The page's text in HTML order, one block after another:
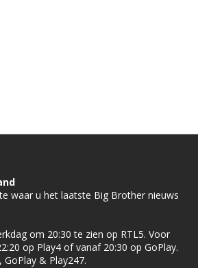
waar u het laatste Big Brother nieuws
om 20:30 te zien op RTL5. Voor
op Play4 of vanaf 20:30 op GoPlay.
GoPlay & Play247.